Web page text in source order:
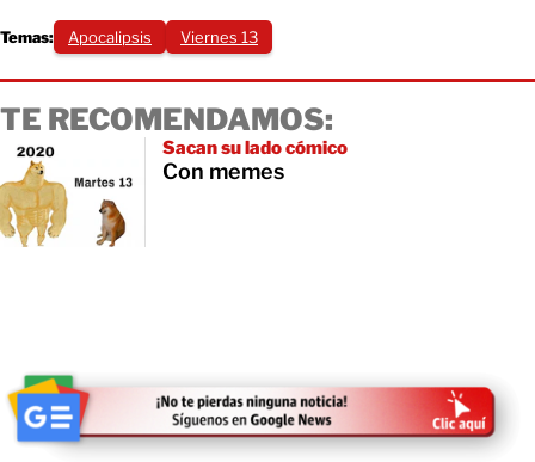
Temas: Apocalipsis Viernes 13
TE RECOMENDAMOS:
Sacan su lado cómico
Con memes